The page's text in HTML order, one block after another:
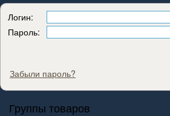
Логин:
Пароль:
Забыли пароль?
Группы товаров